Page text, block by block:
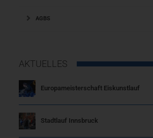
AGBS
AKTUELLES
Europameisterschaft Eiskunstlauf
Stadtlauf Innsbruck